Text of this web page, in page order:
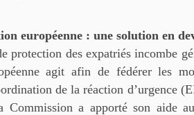
européenne : une solution en
protection des expatriés incombe
agit afin de fédérer les
de la réaction d’urgence
Commission a apporté son aide